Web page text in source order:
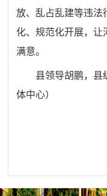
放、乱占乱建等违法
化、规范化开展，让
满意。
县领导胡鹏，县
体中心）